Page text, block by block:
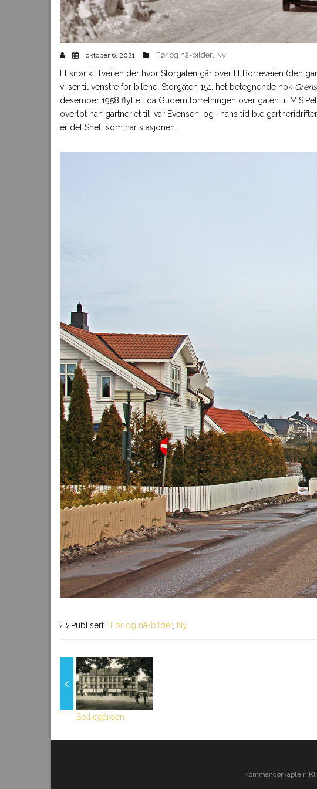
oktober 6, 2021 Før og nå-bilder, Ny
Et snørikt Tveiten der hvor Storgaten går over til Borreveien (den
vi ser til venstre for bilene, Storgaten 151, het betegnende nok
desember 1958 flyttet Ida Gudem forretningen over gaten til
overlot han gartneriet til Ivar Evensen, og i hans tid ble
er det Shell som har stasjonen.
Publisert i Før og nå-bilder, Ny
Solliegården
Kommandørkaptein